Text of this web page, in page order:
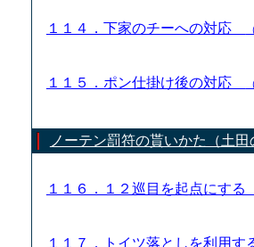
１１４．下家のチーへの対応
１１５．ポン仕掛け後の対応
ノーテン罰符の貰いかた（土田
１１６．１２巡目を起点にする
１１７．トイツ落としを利用